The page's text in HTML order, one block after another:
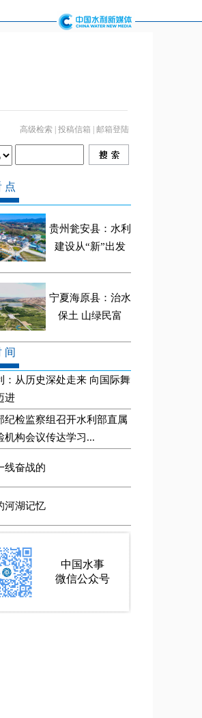
高级检索 投稿信箱 邮箱登陆